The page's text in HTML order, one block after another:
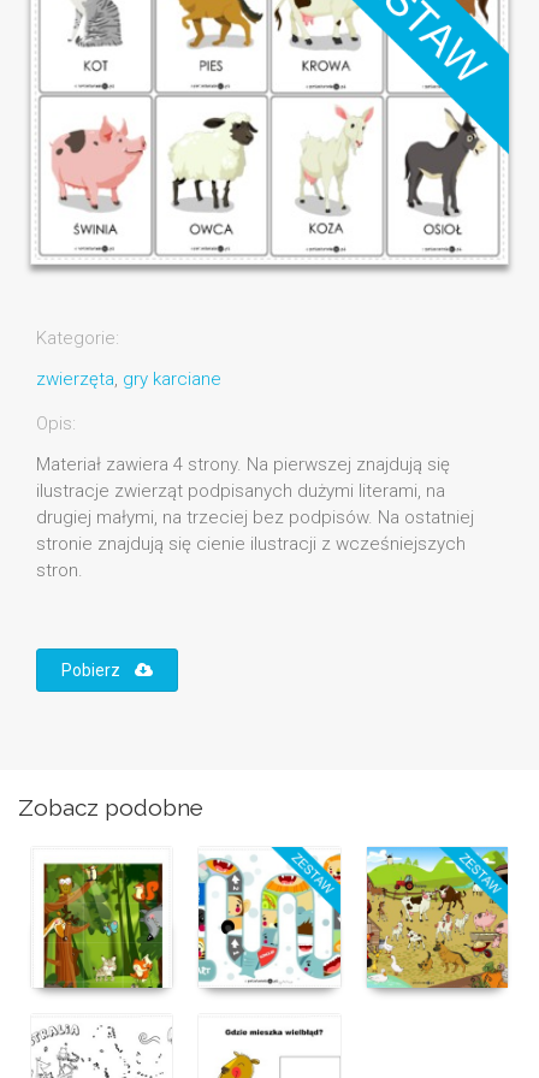
Kategorie:
zwierzęta, gry karciane
Opis:
Materiał zawiera 4 strony. Na pierwszej znajdują się
ilustracje zwierząt podpisanych dużymi literami, na
drugiej małymi, na trzeciej bez podpisów. Na ostatniej
stronie znajdują się cienie ilustracji z wcześniejszych
stron.
Pobierz
Zobacz podobne